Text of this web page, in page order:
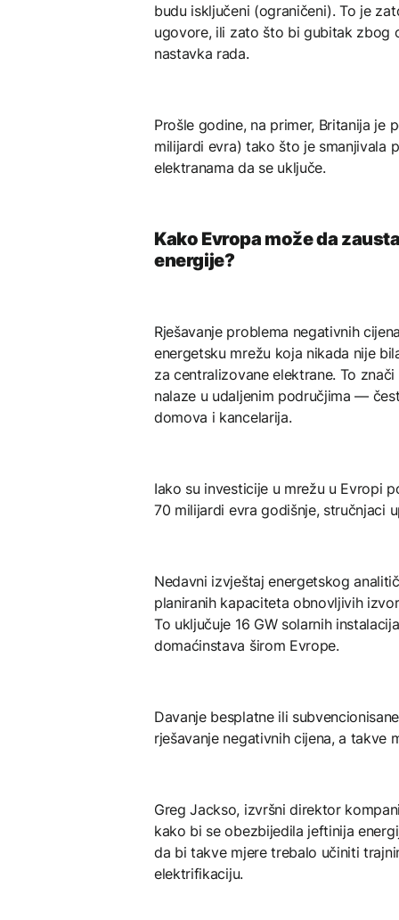
budu isključeni (ograničeni). To je
ugovore, ili zato što bi gubitak zbog
nastavka rada.
Prošle godine, na primer, Britanija je
milijardi evra) tako što je smanjivala
elektranama da se uključe.
Kako Evropa može da
energije?
Rješavanje problema negativnih
energetsku mrežu koja nikada nije
za centralizovane elektrane. To
nalaze u udaljenim područjima —
domova i kancelarija.
Iako su investicije u mrežu u Evropi
70 milijardi evra godišnje, stručnjaci
Nedavni izvještaj energetskog
planiranih kapaciteta obnovljivih
To uključuje 16 GW solarnih
domaćinstava širom Evrope.
Davanje besplatne ili
rješavanje negativnih cijena, a takve
Greg Jackso, izvršni direktor
kako bi se obezbijedila jeftinija
da bi takve mjere trebalo učiniti
elektrifikaciju.